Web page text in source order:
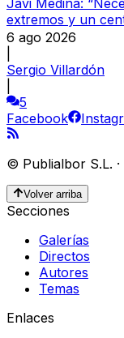
extremos y un
6 ago 2026
Sergio Villardón
5
Facebook
© Publialbor S.L. ·
Volver arriba
Secciones
Galerías
Directos
Autores
Temas
Enlaces